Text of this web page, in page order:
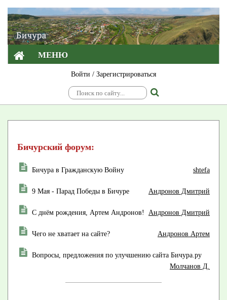
МЕНЮ
Войти / Зарегистрироваться
Бичурский форум:
Бичура в Гражданскую Войну shtefa
9 Мая - Парад Победы в Бичуре Андронов Дмитрий
С днём рождения, Артем Андронов! Андронов Дмитрий
Чего не хватает на сайте? Андронов Артем
Вопросы, предложения по улучшению сайта Бичура.ру
Молчанов Д.